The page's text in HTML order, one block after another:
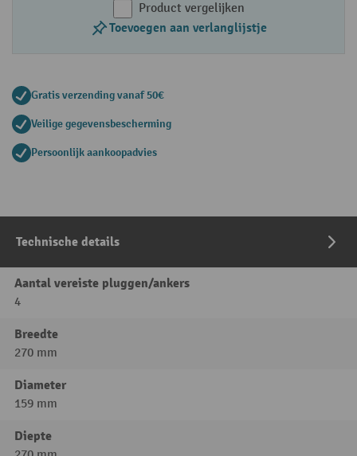
Product vergelijken
Toevoegen aan verlanglijstje
Gratis verzending vanaf 50€
Veilige gegevensbescherming
Persoonlijk aankoopadvies
Technische details
Aantal vereiste pluggen/ankers
4
Breedte
270 mm
Diameter
159 mm
Diepte